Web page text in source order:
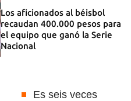
Los aficionados al béisbol
recaudan 400.000 pesos para
el equipo que ganó la Serie
Nacional
Es seis veces